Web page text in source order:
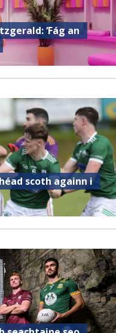
‘Fág an
scoth againn i